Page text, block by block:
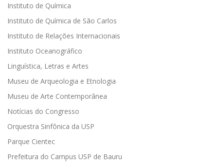
Instituto de Química
Instituto de Química de São Carlos
Instituto de Relações Internacionais
Instituto Oceanográfico
Linguística, Letras e Artes
Museu de Arqueologia e Etnologia
Museu de Arte Contemporânea
Notícias do Congresso
Orquestra Sinfônica da USP
Parque Cientec
Prefeitura do Campus USP de Bauru